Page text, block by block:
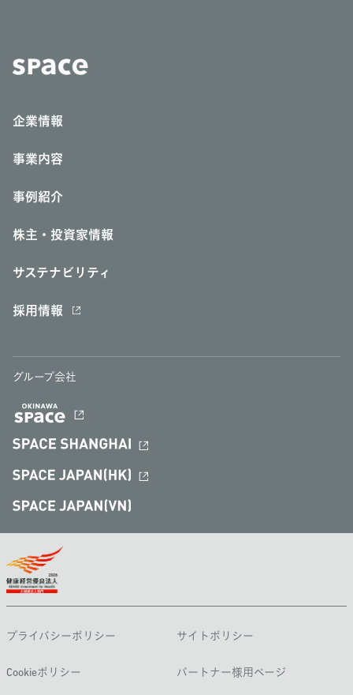
企業情報
事業内容
事例紹介
株主・投資家情報
サステナビリティ
採用情報
グループ会社
プライバシーポリシー サイトポリシー
Cookieポリシー パートナー様用ページ